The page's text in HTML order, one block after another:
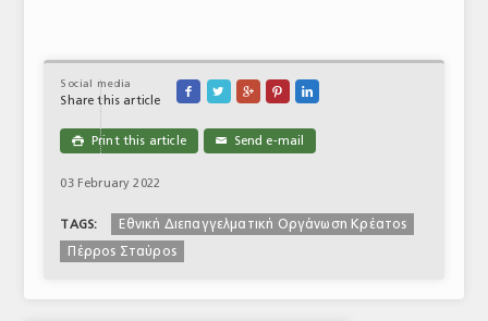
Social media
Share this article
    
 Print this article ✉ Send e-mail
03 February 2022
TAGS:
Εθνική Διεπαγγελματική Οργάνωση Κρέατος
Πέρρος Σταύρος